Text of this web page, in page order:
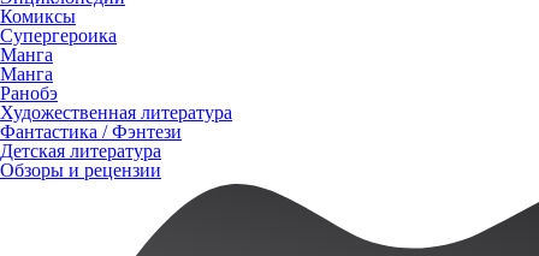
Комиксы
Супергероика
Манга
Манга
Ранобэ
Художественная литература
Фантастика / Фэнтези
Детская литература
Обзоры и рецензии